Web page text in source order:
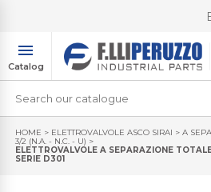
Catalog
HOME > ELETTROVALVOLE ASCO SIRAI > A
3/2 (N.A. - N.C. - U) >
ELETTROVALVOLE A SEPARAZIONE
SERIE D301